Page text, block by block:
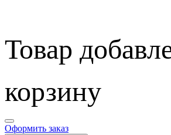
Товар
корзину
Оформить заказ